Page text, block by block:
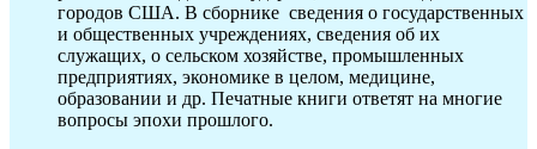
городов США. В сборнике сведения о государственных
и общественных учреждениях, сведения об их
служащих, о сельском хозяйстве, промышленных
предприятиях, экономике в целом, медицине,
образовании и др. Печатные книги ответят на многие
вопросы эпохи прошлого.